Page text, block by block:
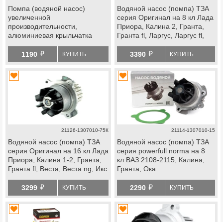
Помпа (водяной насос)
увеличенной
производительности,
алюминиевая крыльчатка
кл Лада Приора, Калина 1-2,
Гранта, Гранта fl, Веста, Веста
ng, Икс Рей, Ларгус, Ларгус fl,
Искра, ВАЗ 2114 Супер Авто,
1190 й КУПИТЬ
Водяной насос (помпа) ТЗА
серия Оригинал на 8 кл Лада
Приора, Калина 2, Гранта,
Гранта fl, Ларгус, Ларгус fl,
3390 й КУПИТЬ
21126-1307010-75К
Водяной насос (помпа) ТЗА
серия Оригинал на 16 кл Лада
Приора, Калина 1-2, Гранта,
Гранта fl, Веста, Веста ng, Икс
ВАЗ 2114 Супер Авто, datsun
3299 й КУПИТЬ
21114-1307010-15
Водяной насос (помпа) ТЗА
серия powerfull norma на 8
кл ВАЗ 2108-2115, Калина,
Гранта, Ока
2290 й КУПИТЬ